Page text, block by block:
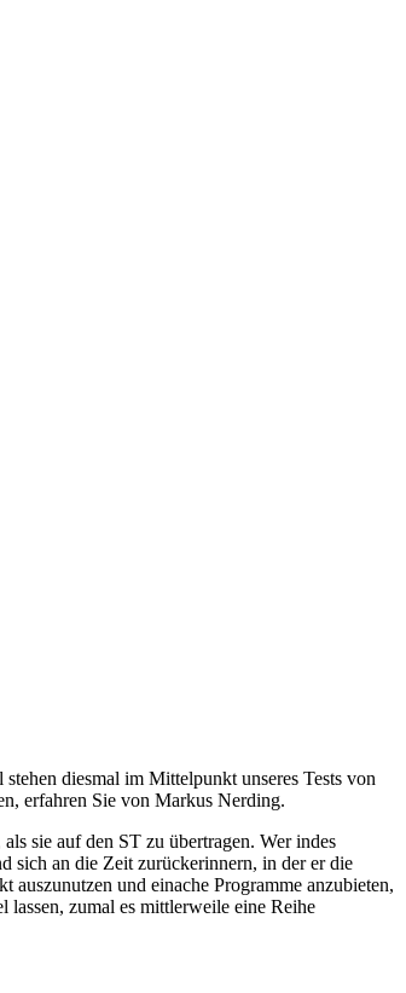
diesmal im Mittelpunkt unseres Tests von
erfahren Sie von Markus Nerding.
sie auf den ST zu übertragen. Wer indes
sich an die Zeit zurückerinnern, in der er die
und einache Programme anzubieten,
zumal es mittlerweile eine Reihe